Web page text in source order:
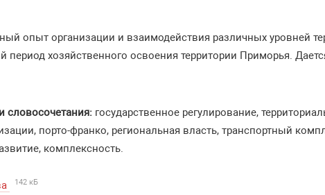
опыт организации и взаимодействия различных уровней
хозяйственного освоения территории Приморья.
словосочетания: государственное регулирование,
порто-франко, региональная власть, транспортный
комплексность.
142 кБ